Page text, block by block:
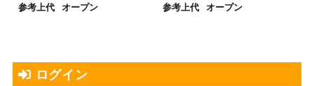
参考上代 オープン 参考上代 オープン
ログイン